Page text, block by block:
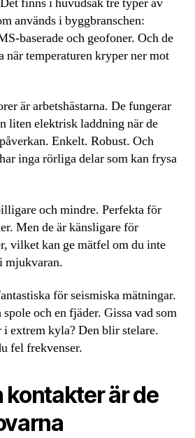
används i byggbranschen:
baserade och geofoner. Och de
när temperaturen kryper ner mot
är arbetshästarna. De fungerar
liten elektrisk laddning när de
Enkelt. Robust. Och
inga rörliga delar som kan frysa
och mindre. Perfekta för
Men de är känsligare för
vilket kan ge mätfel om du inte
mjukvaran.
för seismiska mätningar.
och en fjäder. Gissa vad som
i extrem kyla? Den blir stelare.
fel frekvenser.
kontakter är de